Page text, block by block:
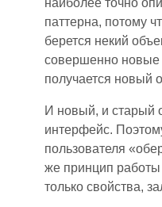
паттерна, потому
берется некий
совершенно новые
получается новый
И новый, и старый
интерфейс.
пользователя
же принцип
только свойства,